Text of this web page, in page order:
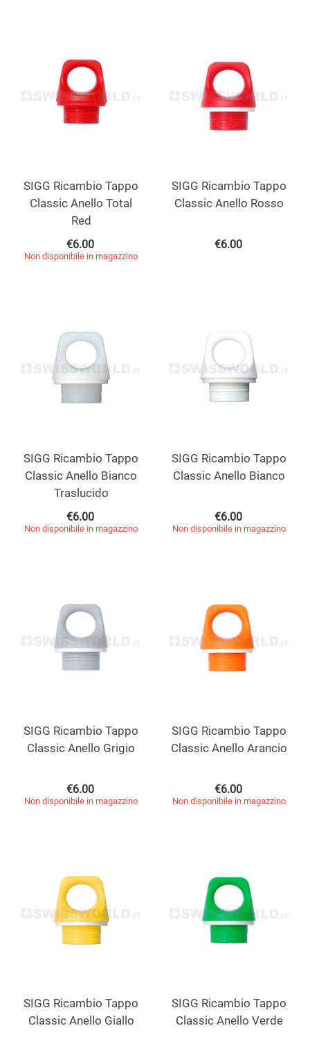
SIGG Ricambio Tappo
Classic Anello Total
Red
€6.00
Non disponibile in magazzino
SIGG Ricambio Tappo
Classic Anello Rosso
€6.00
SIGG Ricambio Tappo
Classic Anello Bianco
Traslucido
€6.00
Non disponibile in magazzino
SIGG Ricambio Tappo
Classic Anello Bianco
€6.00
Non disponibile in magazzino
SIGG Ricambio Tappo
Classic Anello Grigio
€6.00
Non disponibile in magazzino
SIGG Ricambio Tappo
Classic Anello Arancio
€6.00
Non disponibile in magazzino
SIGG Ricambio Tappo
Classic Anello Giallo
SIGG Ricambio Tappo
Classic Anello Verde